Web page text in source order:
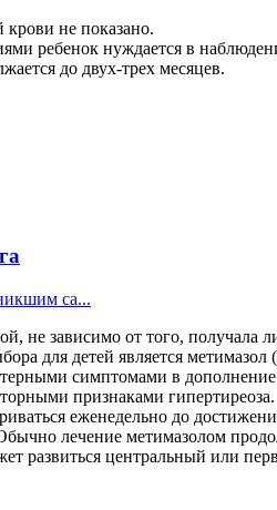
не показано.
ребенок нуждается в
до двух-трех месяцев.
са...
не зависимо от того, получала
для детей является
симптомами в
признаками гипертиреоза.
еженедельно до
лечение метимазолом
развиться центральный или